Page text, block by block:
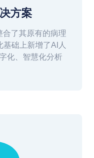
方案
了其原有的病理
础上新增了AI人
化、智慧化分析